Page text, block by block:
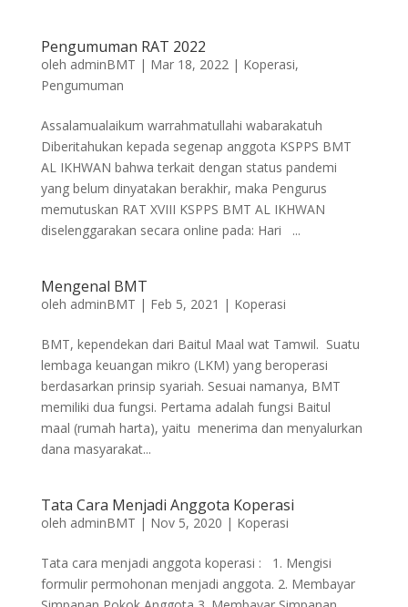
Pengumuman RAT 2022
oleh adminBMT | Mar 18, 2022| Koperasi,
Pengumuman
Assalamualaikum warrahmatullahi wabarakatuh
Diberitahukan kepada segenap anggota KSPPS BMT
AL IKHWAN bahwa terkait dengan status pandemi
yang belum dinyatakan berakhir, maka Pengurus
memutuskan RAT XVIII KSPPS BMT AL IKHWAN
diselenggarakan secara online pada: Hari ...
Mengenal BMT
oleh adminBMT | Feb 5, 2021 | Koperasi
BMT, kependekan dari Baitul Maal wat Tamwil. Suatu
lembaga keuangan mikro (LKM) yang beroperasi
berdasarkan prinsip syariah. Sesuai namanya, BMT
memiliki dua fungsi. Pertama adalah fungsi Baitul
maal (rumah harta), yaitu menerima dan menyalurkan
dana masyarakat...
Tata Cara Menjadi Anggota Koperasi
oleh adminBMT | Nov 5, 2020 | Koperasi
Tata cara menjadi anggota koperasi : 1. Mengisi
formulir permohonan menjadi anggota. 2. Membayar